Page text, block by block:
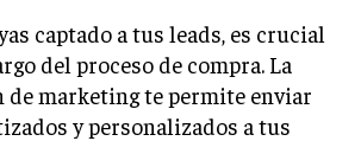
Y MEDIO AMBIENTE
LA INNOVACIÓN TECNOLÓGICA
DIGITAL
captado a tus leads, es crucial
del proceso de compra. La
de marketing te permite enviar
y personalizados a tus